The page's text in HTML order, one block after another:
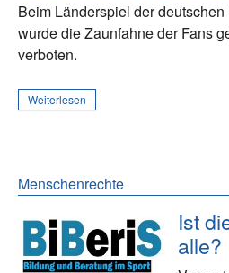
Beim Länderspiel der
wurde die Zaunfahne der Fans
verboten.
Weiterlesen
Menschenrechte
Ist
alle?